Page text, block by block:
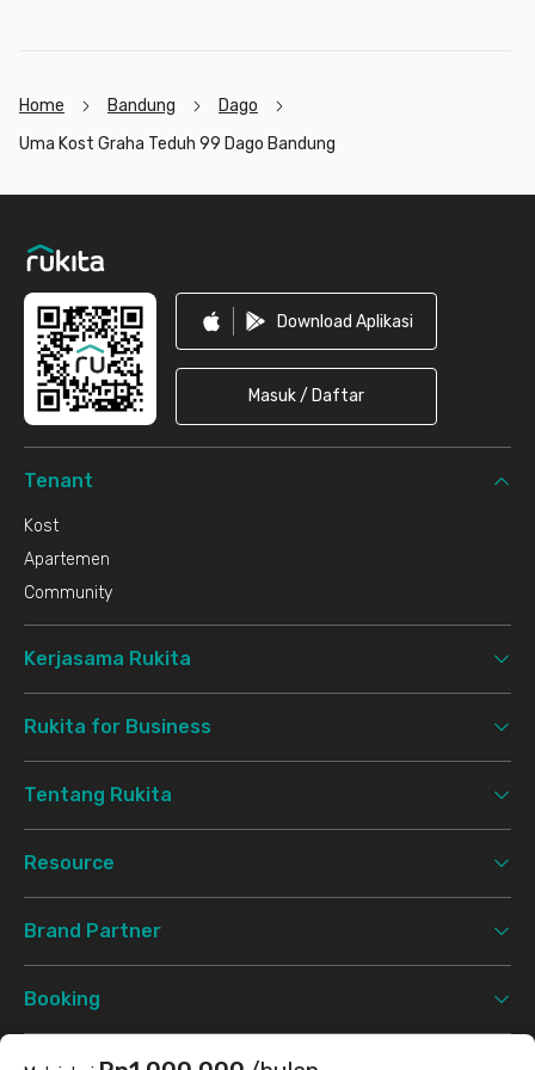
Home Bandung
Dago
Uma Kost Graha Teduh 99 Dago Bandung
Download Aplikasi
Masuk / Daftar
Tenant
Kost
Apartemen
Community
Kerjasama Rukita
Rukita for Business
Tentang Rukita
Resource
Brand Partner
Booking